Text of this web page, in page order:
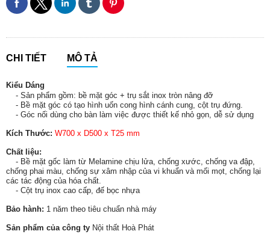
CHI TIẾT MÔ TẢ
Kiểu Dáng
- Sản phẩm gồm: bề mặt góc + trụ sắt inox tròn nâng đỡ
- Bề mặt góc có tạo hình uốn cong hình cánh cung, cột trụ đứng.
- Góc nối dùng cho bàn làm việc được thiết kế nhỏ gọn, dễ sử dụng
Kích Thước: W700 x D500 x T25 mm
Chất liệu:
- Bề mặt gốc làm từ Melamine chịu lửa, chống xước, chống va đập,
chống phai màu, chống sự xâm nhập của vi khuẩn và mối mọt, chống lại
các tác động của hóa chất.
- Cột trụ inox cao cấp, đế bọc nhựa
Bảo hành: 1 năm theo tiêu chuẩn nhà máy
Sản phẩm của công ty Nội thất Hoà Phát